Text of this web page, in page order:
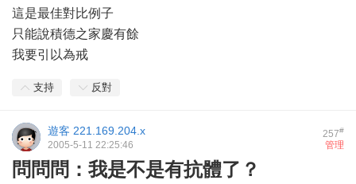
這是最佳對比例子
只能說積德之家慶有餘
我要引以為戒
支持 反對
257#
遊客 221.169.204.x
管理
2005-5-11 22:25:46
問問問：我是不是有抗體了？